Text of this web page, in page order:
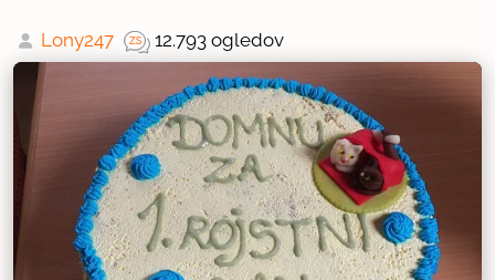
Lony247 12.793 ogledov